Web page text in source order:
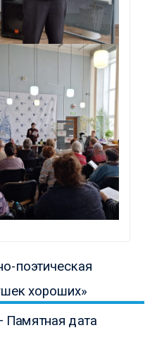
поэтическая
хороших»
Памятная дата